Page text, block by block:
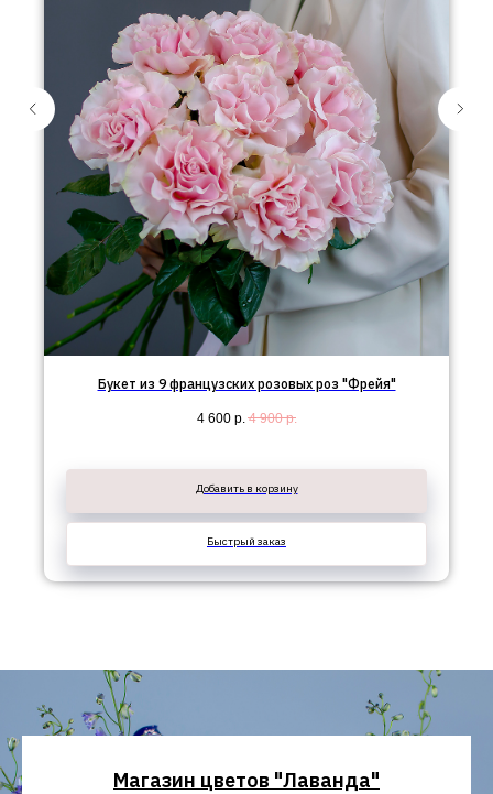
Букет из 9 французских розовых роз "Фрейя"
4 600 р. 4 900 р.
Добавить в корзину
Быстрый заказ
Магазин цветов "Лаванда"